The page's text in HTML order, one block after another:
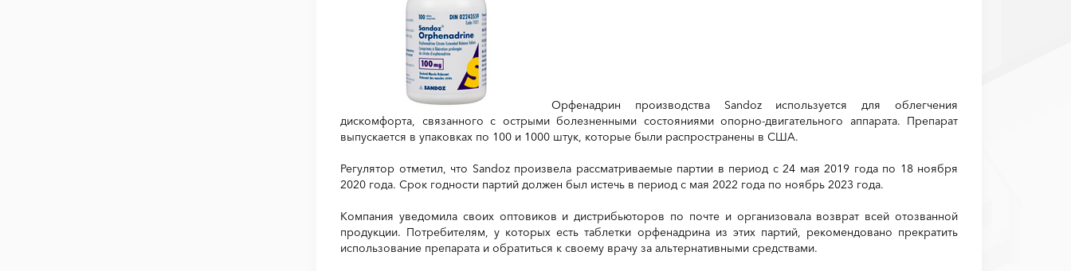
Орфенадрин производства Sandoz используется для облегчения
дискомфорта, связанного с острыми болезненными состояниями опорно-двигательного аппарата. Препарат
выпускается в упаковках по 100 и 1000 штук, которые были распространены в США.
Регулятор отметил, что Sandoz произвела рассматриваемые партии в период с 24 мая 2019 года по 18 ноября
2020 года. Срок годности партий должен был истечь в период с мая 2022 года по ноябрь 2023 года.
Компания уведомила своих оптовиков и дистрибьюторов по почте и организовала возврат всей отозванной
продукции. Потребителям, у которых есть таблетки орфенадрина из этих партий, рекомендовано прекратить
использование препарата и обратиться к своему врачу за альтернативными средствами.